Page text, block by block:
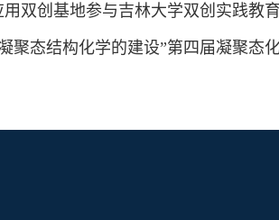
双创基地参与吉林大学双创实践教
聚态结构化学的建设”第四届凝聚态